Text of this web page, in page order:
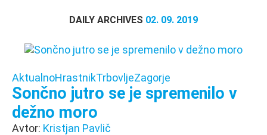
DAILY ARCHIVES 02. 09. 2019
AktualnoHrastnikTrbovljeZagorje
Sončno jutro se je spremenilo v
dežno moro
Avtor: Kristjan Pavlič